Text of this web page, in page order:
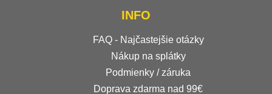
INFO
FAQ - Najčastejšie otázky
Nákup na splátky
Podmienky / záruka
Doprava zdarma nad 99€